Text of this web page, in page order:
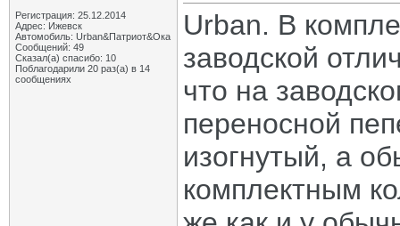
Регистрация: 25.12.2014
Адрес: Ижевск
Автомобиль: Urban&Патриот&Ока
Сообщений: 49
Сказал(а) спасибо: 10
Поблагодарили 20 раз(а) в 14
сообщениях
Urban. В
заводской
что на
переносной
изогнутый, а
комплектным